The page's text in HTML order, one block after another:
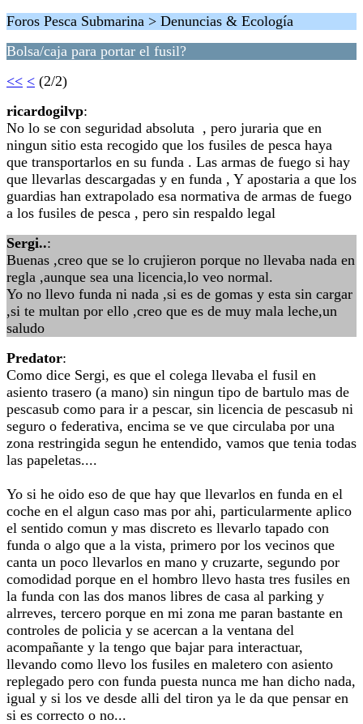
Foros Pesca Submarina > Denuncias & Ecología
Bolsa/caja para portar el fusil?
<< < (2/2)
ricardogilvp:
No lo se con seguridad absoluta , pero juraria que en
ningun sitio esta recogido que los fusiles de pesca haya
que transportarlos en su funda . Las armas de fuego si hay
que llevarlas descargadas y en funda , Y apostaria a que los
guardias han extrapolado esa normativa de armas de fuego
a los fusiles de pesca , pero sin respaldo legal
Sergi..:
Buenas ,creo que se lo crujieron porque no llevaba nada en
regla ,aunque sea una licencia,lo veo normal.
Yo no llevo funda ni nada ,si es de gomas y esta sin cargar
,si te multan por ello ,creo que es de muy mala leche,un
saludo
Predator:
Como dice Sergi, es que el colega llevaba el fusil en
asiento trasero (a mano) sin ningun tipo de bartulo mas de
pescasub como para ir a pescar, sin licencia de pescasub ni
seguro o federativa, encima se ve que circulaba por una
zona restringida segun he entendido, vamos que tenia todas
las papeletas....
Yo si he oido eso de que hay que llevarlos en funda en el
coche en el algun caso mas por ahi, particularmente aplico
el sentido comun y mas discreto es llevarlo tapado con
funda o algo que a la vista, primero por los vecinos que
canta un poco llevarlos en mano y cruzarte, segundo por
comodidad porque en el hombro llevo hasta tres fusiles en
la funda con las dos manos libres de casa al parking y
alrreves, tercero porque en mi zona me paran bastante en
controles de policia y se acercan a la ventana del
acompañante y la tengo que bajar para interactuar,
llevando como llevo los fusiles en maletero con asiento
replegado pero con funda puesta nunca me han dicho nada,
igual y si los ve desde alli del tiron ya le da que pensar en
si es correcto o no...